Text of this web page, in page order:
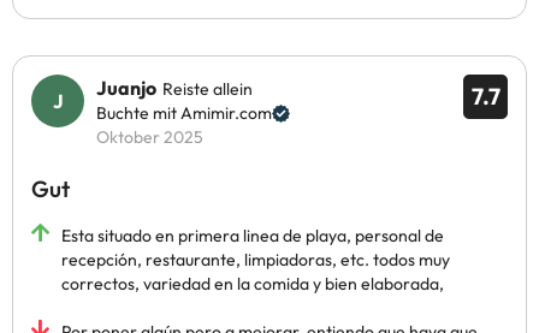
7.7
Juanjo Reiste allein
Buchte mit Amimir.com
Oktober 2025
Gut
Esta situado en primera linea de playa, personal de
recepción, restaurante, limpiadoras, etc. todos muy
correctos, variedad en la comida y bien elaborada,